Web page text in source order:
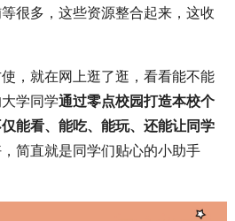
很多，这些资源整合起来，这收
，就在网上逛了逛，看看能不能
学同学通过零点校园打造本校个
能看、能吃、能玩、还能让同学
简直就是同学们贴心的小助手